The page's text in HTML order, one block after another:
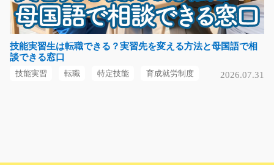
内で、指示書に沿っ…
長期（3ヶ月以上）
時給1200円
長野県上田市
技能実習生は転職できる？実習先を変える方法と母国語で相
談できる窓口
技能実習 転職 特定技能 育成就労制度 2026.07.31